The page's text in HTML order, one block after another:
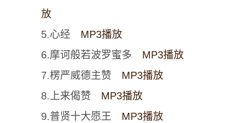
放
5.心经 MP3播放
6.摩诃般若波罗蜜多 MP3播放
7.楞严威德主赞 MP3播放
8.上来偈赞 MP3播放
9.普贤十大愿王 MP3播放